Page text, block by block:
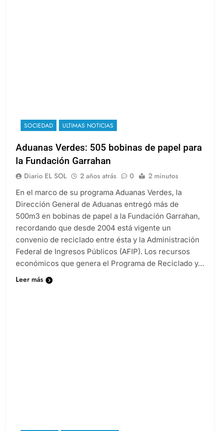
SOCIEDAD ULTIMAS NOTICIAS
Aduanas Verdes: 505 bobinas de papel para
la Fundación Garrahan
Diario EL SOL 2 años atrás 0 2 minutos
En el marco de su programa Aduanas Verdes, la
Dirección General de Aduanas entregó más de
500m3 en bobinas de papel a la Fundación Garrahan,
recordando que desde 2004 está vigente un
convenio de reciclado entre ésta y la Administración
Federal de Ingresos Públicos (AFIP). Los recursos
económicos que genera el Programa de Reciclado y…
Leer más